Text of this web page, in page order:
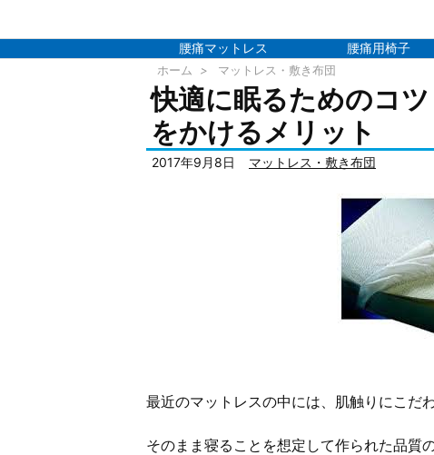
腰痛マットレス 腰痛用椅子
ホーム > マットレス・敷き布団
快適に眠るためのコ
をかけるメリット
2017年9月8日 マットレス・敷き布団
最近のマットレスの中には、肌触りにこだ
そのまま寝ることを想定して作られた品質